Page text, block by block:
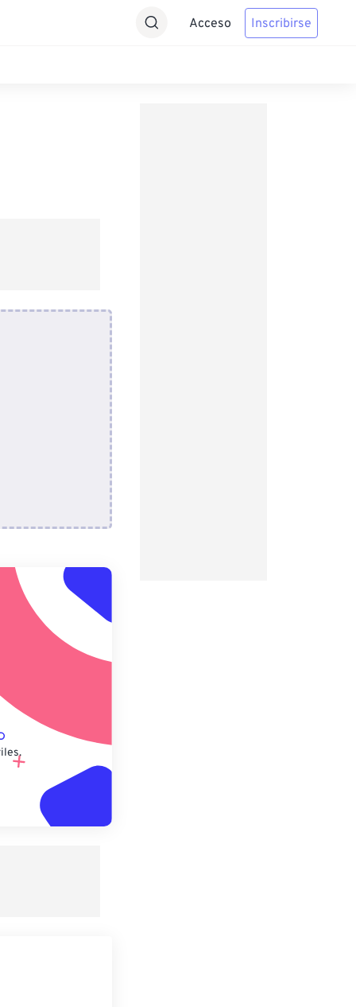
Acceso Inscribirse